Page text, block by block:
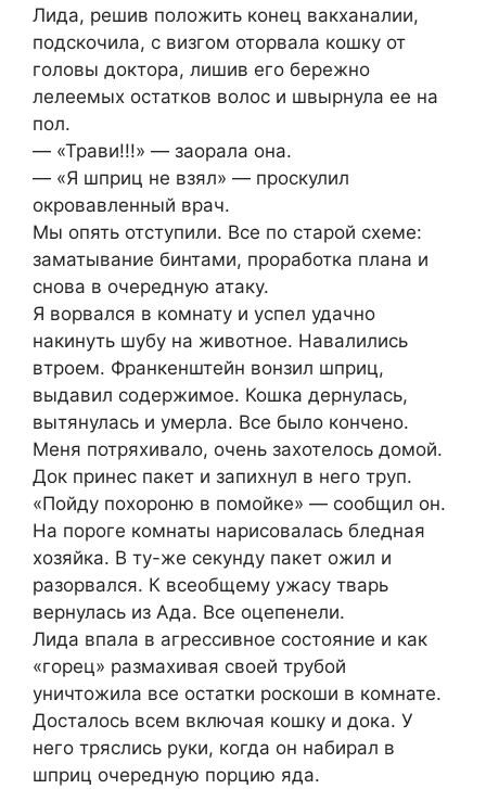
Лида, решив положить конец вакханалии,
подскочила, с визгом оторвала кошку от
головы доктора, лишив его бережно
лелеемых остатков волос и швырнула ее на
пол.
— «Трави!!!» — заорала она.
— «Я шприц не взял» — проскулил
окровавленный врач.
Мы опять отступили. Все по старой схеме:
заматывание бинтами, проработка плана и
снова в очередную атаку.
Я ворвался в комнату и успел удачно
накинуть шубу на животное. Навалились
втроем. Франкенштейн вонзил шприц,
выдавил содержимое. Кошка дернулась,
вытянулась и умерла. Все было кончено.
Меня потряхивало, очень захотелось домой.
Док принес пакет и запихнул в него труп.
«Пойду похороню в помойке» — сообщил он.
На пороге комнаты нарисовалась бледная
хозяйка. В ту-же секунду пакет ожил и
разорвался. К всеобщему ужасу тварь
вернулась из Ада. Все оцепенели.
Лида впала в агрессивное состояние и как
«горец» размахивая своей трубой
уничтожила все остатки роскоши в комнате.
Досталось всем включая кошку и дока. У
него тряслись руки, когда он набирал в
шприц очередную порцию яда.